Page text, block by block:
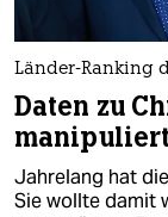
Länder-Ranking
Daten zu
manipuliert
Jahrelang hat
Sie wollte damit